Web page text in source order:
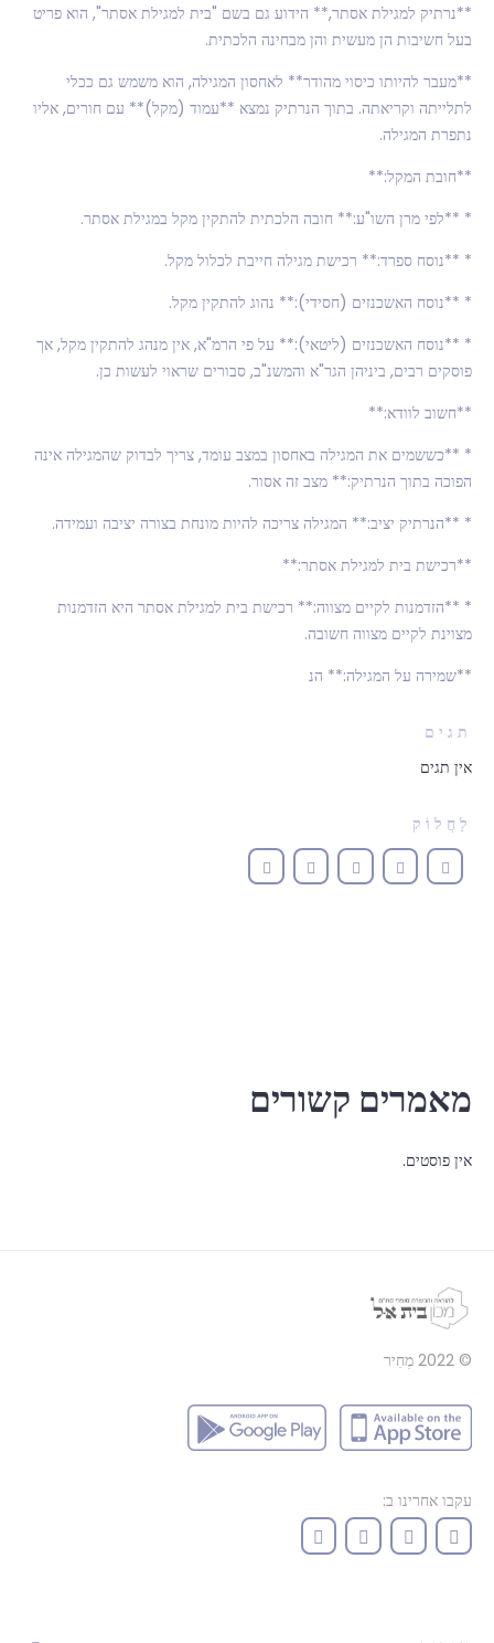
**נרתיק למגילת אסתר,** הידוע גם בשם "בית למגילת אסתר", הוא פריט
בעל חשיבות הן מעשית והן מבחינה הלכתית.
**מעבר להיותו כיסוי מהודר** לאחסון המגילה, הוא משמש גם ככלי
לתלייתה וקריאתה. בתוך הנרתיק נמצא **עמוד (מקל)** עם חורים, אליו
נתפרת המגילה.
**חובת המקל:**
* **לפי מרן השו"ע:** חובה הלכתית להתקין מקל במגילת אסתר.
* **נוסח ספרד:** רכישת מגילה חייבת לכלול מקל.
* **נוסח האשכנזים (חסידי):** נהוג להתקין מקל.
* **נוסח האשכנזים (ליטאי):** על פי הרמ"א, אין מנהג להתקין מקל, אך
פוסקים רבים, ביניהן הגר"א והמשנ"ב, סבורים שראוי לעשות כן.
**חשוב לוודא:**
* **כששמים את המגילה באחסון במצב עומד, צריך לבדוק שהמגילה אינה
הפוכה בתוך הנרתיק:** מצב זה אסור.
* **הנרתיק יציב:** המגילה צריכה להיות מונחת בצורה יציבה ועמידה.
**רכישת בית למגילת אסתר:**
* **הזדמנות לקיים מצווה:** רכישת בית למגילת אסתר היא הזדמנות
מצוינת לקיים מצווה חשובה.
**שמירה על המגילה:** הנ
תגים
אין תגים
לַחֲלוֹק
מאמרים קשורים
אין פוסטים.
© 2022 מְחִיר
עקבו אחרינו ב: